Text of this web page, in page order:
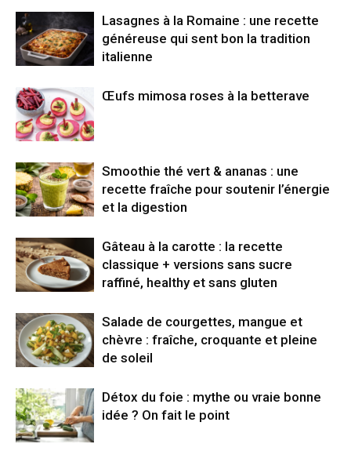
Lasagnes à la Romaine : une recette
généreuse qui sent bon la tradition
italienne
Œufs mimosa roses à la betterave
Smoothie thé vert & ananas : une
recette fraîche pour soutenir l’énergie
et la digestion
Gâteau à la carotte : la recette
classique + versions sans sucre
raffiné, healthy et sans gluten
Salade de courgettes, mangue et
chèvre : fraîche, croquante et pleine
de soleil
Détox du foie : mythe ou vraie bonne
idée ? On fait le point